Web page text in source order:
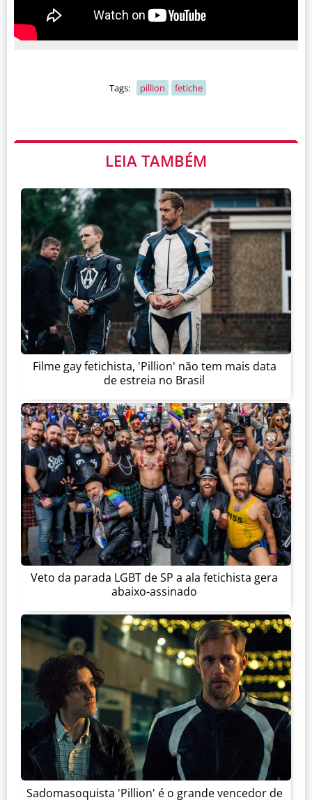
Tags: pillion fetiche
LEIA TAMBÉM
Filme gay fetichista, 'Pillion' não tem mais data
de estreia no Brasil
Veto da parada LGBT de SP a ala fetichista gera
abaixo-assinado
Sadomasoquista 'Pillion' é o grande vencedor de